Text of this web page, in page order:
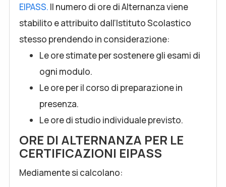
EIPASS. Il numero di ore di Alternanza viene
stabilito e attribuito dall’Istituto Scolastico
stesso prendendo in considerazione:
Le ore stimate per sostenere gli esami di
ogni modulo.
Le ore per il corso di preparazione in
presenza.
Le ore di studio individuale previsto.
ORE DI ALTERNANZA PER LE
CERTIFICAZIONI EIPASS
Mediamente si calcolano: